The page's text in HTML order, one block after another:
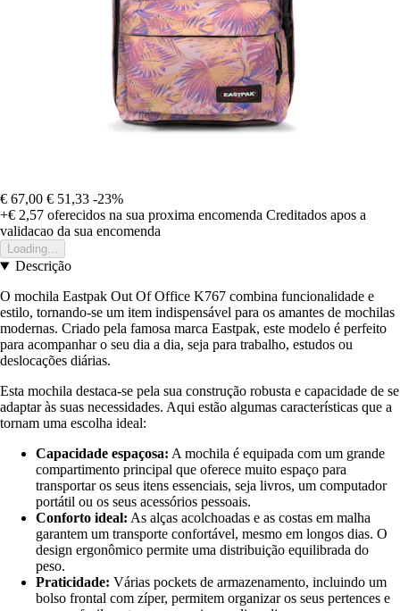
€ 67,00 € 51,33 -23%
+€ 2,57 oferecidos na sua proxima encomenda Creditados apos a
validacao da sua encomenda
Loading...
Descrição
O mochila Eastpak Out Of Office K767 combina funcionalidade e
estilo, tornando-se um item indispensável para os amantes de mochilas
modernas. Criado pela famosa marca Eastpak, este modelo é perfeito
para acompanhar o seu dia a dia, seja para trabalho, estudos ou
deslocações diárias.
Esta mochila destaca-se pela sua construção robusta e capacidade de se
adaptar às suas necessidades. Aqui estão algumas características que a
tornam uma escolha ideal:
Capacidade espaçosa: A mochila é equipada com um grande
compartimento principal que oferece muito espaço para
transportar os seus itens essenciais, seja livros, um computador
portátil ou os seus acessórios pessoais.
Conforto ideal: As alças acolchoadas e as costas em malha
garantem um transporte confortável, mesmo em longos dias. O
design ergonômico permite uma distribuição equilibrada do
peso.
Praticidade: Várias pockets de armazenamento, incluindo um
bolso frontal com zíper, permitem organizar os seus pertences e